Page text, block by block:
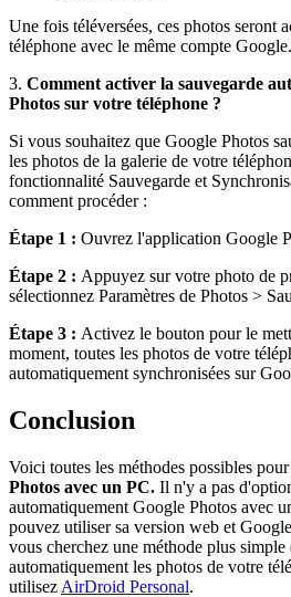
Une fois téléversées, ces photos seront
téléphone avec le même compte Google.
3. Comment activer la sauvegarde
Photos sur votre téléphone ?
Si vous souhaitez que Google Photos
les photos de la galerie de votre
fonctionnalité Sauvegarde et
comment procéder :
Étape 1 : Ouvrez l'application Google
Étape 2 : Appuyez sur votre photo de
sélectionnez Paramètres de Photos >
Étape 3 : Activez le bouton pour le
moment, toutes les photos de votre
automatiquement synchronisées sur
Conclusion
Voici toutes les méthodes possibles pour
Photos avec un PC. Il n'y a pas
automatiquement Google Photos avec
pouvez utiliser sa version web et
vous cherchez une méthode plus
automatiquement les photos de votre
utilisez AirDroid Personal.